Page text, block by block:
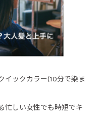
イックカラー(10分で染ま
しい女性でも時短でキ